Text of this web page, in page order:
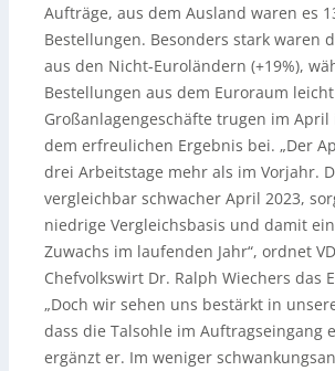
Aufträge, aus dem Ausland waren es
Bestellungen. Besonders stark waren
aus den Nicht-Euroländern (+19%),
Bestellungen aus dem Euroraum leicht
Großanlagengeschäfte trugen im April
dem erfreulichen Ergebnis bei. „Der
drei Arbeitstage mehr als im Vorjahr.
vergleichbar schwacher April 2023,
niedrige Vergleichsbasis und damit
Zuwachs im laufenden Jahr“, ordnet
Chefvolkswirt Dr. Ralph Wiechers das
„Doch wir sehen uns bestärkt in
dass die Talsohle im Auftragseingang
ergänzt er. Im weniger